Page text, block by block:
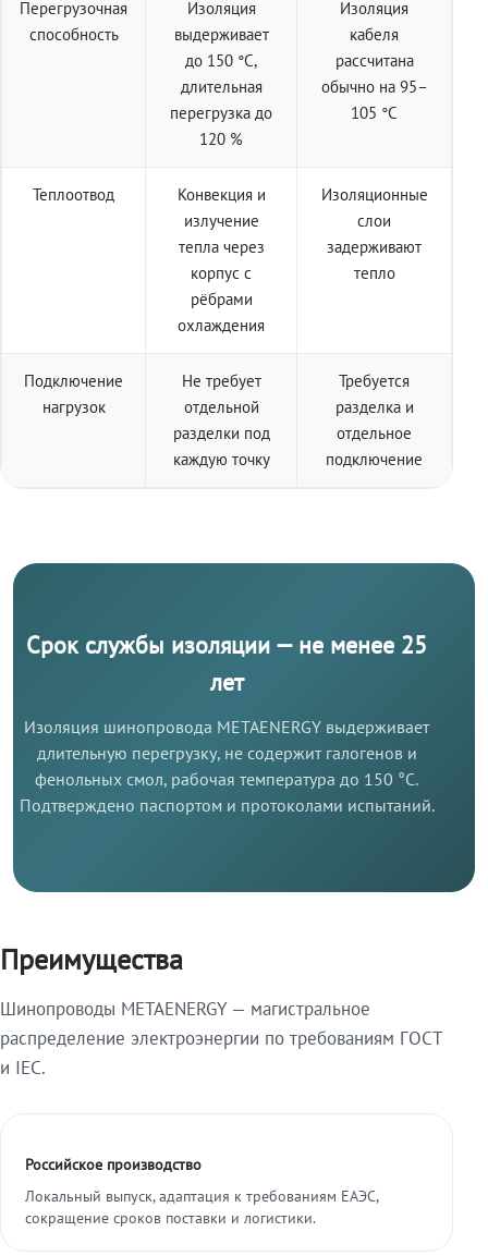
Перегрузочная
способность
Изоляция
выдерживает
до 150 °C,
длительная
перегрузка до
120 %
Изоляция
кабеля
рассчитана
обычно на 95–
105 °C
Теплоотвод
Конвекция и
излучение
тепла через
корпус с
рёбрами
охлаждения
Изоляционные
слои
задерживают
тепло
Подключение
нагрузок
Не требует
отдельной
разделки под
каждую точку
Требуется
разделка и
отдельное
подключение
Срок службы изоляции — не менее 25
лет
Изоляция шинопровода METAENERGY выдерживает
длительную перегрузку, не содержит галогенов и
фенольных смол, рабочая температура до 150 °C.
Подтверждено паспортом и протоколами испытаний.
Преимущества
Шинопроводы METAENERGY — магистральное
распределение электроэнергии по требованиям ГОСТ
и IEC.
Российское производство
Локальный выпуск, адаптация к требованиям ЕАЭС,
сокращение сроков поставки и логистики.